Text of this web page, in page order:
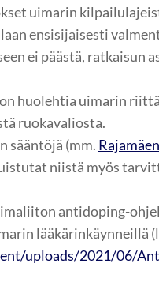
uimarin
ensisijaisesti
ei päästä, ratkaisun
huolehtia uimarin
ruokavaliosta.
sääntöjä (mm.
niistä myös
antidoping-
lääkärinkäynneillä
uploads/2021/06/